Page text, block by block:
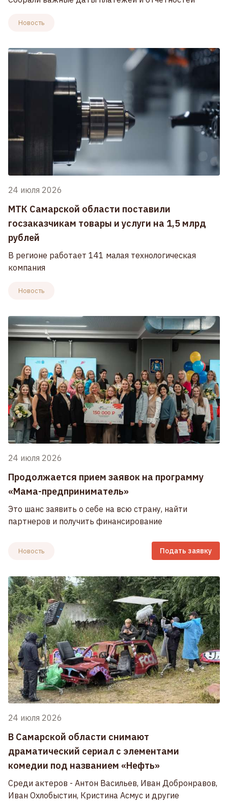
Новость
24 июля 2026
МТК Самарской области поставили
госзаказчикам товары и услуги на 1,5 млрд
рублей
В регионе работает 141 малая технологическая
компания
Новость
24 июля 2026
Продолжается прием заявок на программу
«Мама-предприниматель»
Это шанс заявить о себе на всю страну, найти
партнеров и получить финансирование
Новость Подать заявку
24 июля 2026
В Самарской области снимают
драматический сериал с элементами
комедии под названием «Нефть»
Среди актеров - Антон Васильев, Иван Добронравов,
Иван Охлобыстин, Кристина Асмус и другие